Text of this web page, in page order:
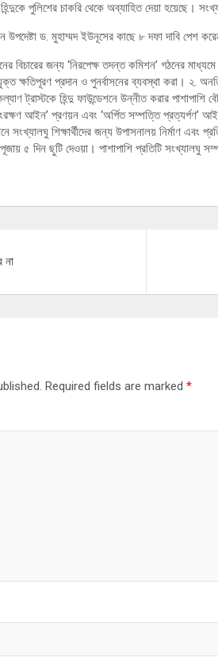
পুলিশের চাকরি থেকে অব্যাহিত দেয়া হয়েছে।
ড. মুহাম্মদ ইউনূসের কাছে ৮ দফা দাবি পেশ
বিচারের জন্য ‘নিরপেক্ষ তদন্ত কমিশন’ গঠনের
ক্ষতিপূরণ প্রদান ও পুনর্বাসনের ব্যবস্থা করা। ২.
ট্রাস্টকে হিন্দু ফাউন্ডেশনে উন্নীত করার পাশাপাশি
আইন’ প্রণয়ন এবং ‘অর্পিত সম্পত্তি প্রত্যর্পণ’
সংখ্যালঘু শিক্ষার্থীদের জন্য উপাসনালয় নির্মাণ এবং
৫ দিন ছুটি দেওয়া। পাশাপাশি প্রতিটি সংখ্যালঘু
না
Required fields are marked *